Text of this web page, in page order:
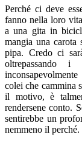
Perché ci deve
fanno nella loro
a una gita in
mangia una carota
pipa. Credo ci
colei che cammina
il motivo, è
rendersene conto.
sentirebbe un
nemmeno il perché.